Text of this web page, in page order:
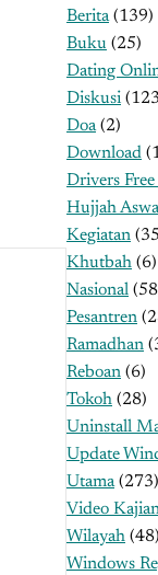
Berita(139)
Buku (25)
Dating
Diskusi
Doa(2)
Download
Drivers
Hujjah
Kegiatan
Khutbah (6)
Nasional
Pesantren
Ramadhan
Reboan (6)
Tokoh (28)
Uninstall
Update
Utama(273)
Video
Wilayah (48)
Windows